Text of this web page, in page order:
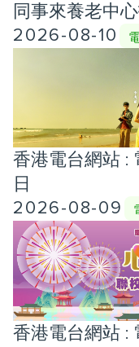
同事來養老中
2026-08-10
香港電台網站 :
日
2026-08-09
香港電台網站 :